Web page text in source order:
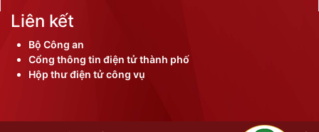
Liên kết
Bộ Công an
Cổng thông tin điện tử thành phố
Hộp thư điện tử công vụ